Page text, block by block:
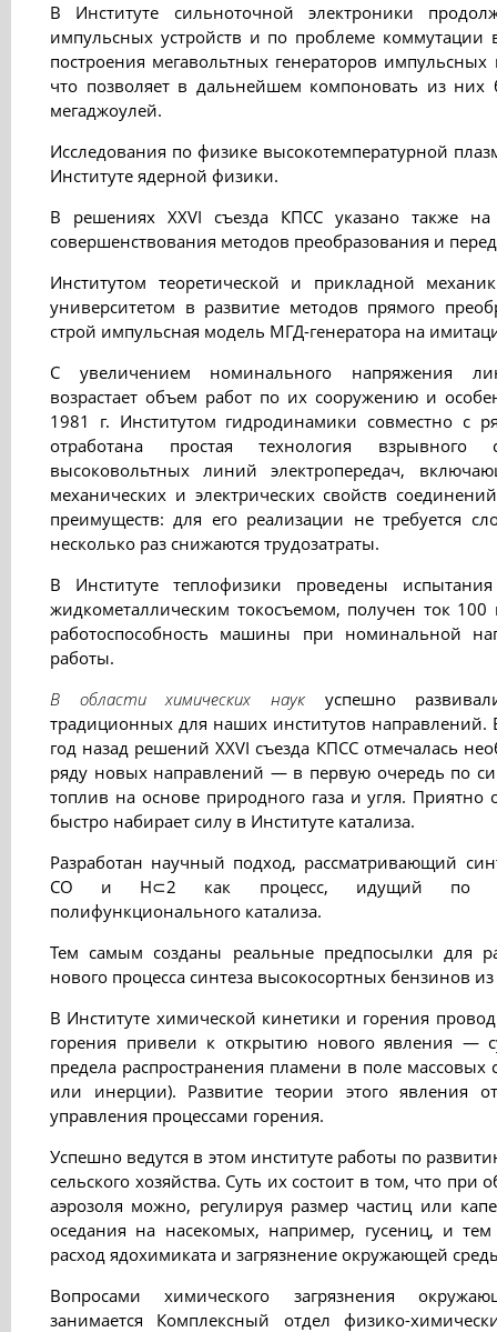
В Институте сильноточной электроники
импульсных устройств и по проблеме
построения мегавольтных генераторов
что позволяет в дальнейшем компоновать из них
мегаджоулей.
Исследования по физике высокотемпературной
Институте ядерной физики.
В решениях XXVI съезда КПСС указано также на
совершенствования методов преобразования и
Институтом теоретической и прикладной
университетом в развитие методов прямого
строй импульсная модель МГД-генератора на
С увеличением номинального напряжения
возрастает объем работ по их сооружению и
1981 г. Институтом гидродинамики совместно с
отработана простая технология
высоковольтных линий электропередач,
механических и электрических свойств
преимуществ: для его реализации не требуется
несколько раз снижаются трудозатраты.
В Институте теплофизики проведены
жидкометаллическим токосъемом, получен ток
работоспособность машины при номинальной
работы.
В области химических наукуспешно
традиционных для наших институтов
год назад решений XXVI съезда КПСС отмечалась
ряду новых направлений — в первую очередь по
топлив на основе природного газа и угля. Приятно
быстро набирает силу в Институте катализа.
Разработан научный подход, рассматривающий
СО и Н⊂2 как процесс, идущий по
полифункционального катализа.
Тем самым созданы реальные предпосылки для
нового процесса синтеза высокосортных бензинов
В Институте химической кинетики и горения
горения привели к открытию нового явления —
предела распространения пламени в поле массовых
или инерции). Развитие теории этого явления
управления процессами горения.
Успешно ведутся в этом институте работы по
сельского хозяйства. Суть их состоит в том, что при
аэрозоля можно, регулируя размер частиц или
оседания на насекомых, например, гусениц, и
расход ядохимиката и загрязнение окружающей
Вопросами химического загрязнения
занимается Комплексный отдел физико-